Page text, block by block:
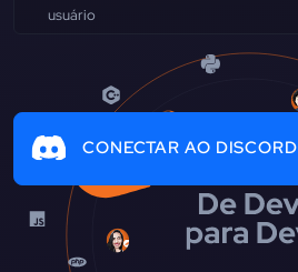
CONECTAR AO DISCORD